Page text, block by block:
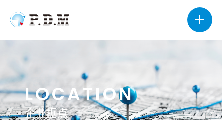
LOCATION
企业据点